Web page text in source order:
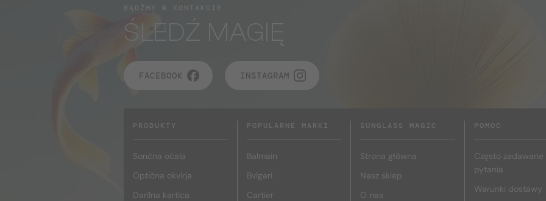
BĄDŹMY W KONTAKCIE
ŚLEDŹ MAGIĘ
FACEBOOK INSTAGRAM
PRODUKTY
Sončna očala
Optična okvirja
Darilna kartica
POPULARNE MARKI
Balmain
Bvlgari
Cartier
SUNGLASS MAGIC
Strona główna
Nasz sklep
O nas
POMOC
Często zadawane
pytania
Warunki dostawy